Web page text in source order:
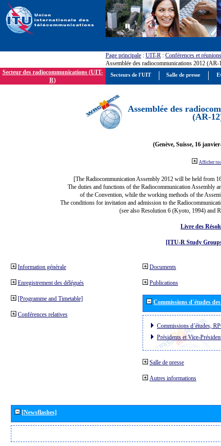
Page principale : UIT-R : Conférences et réunions
Assemblée des radiocommunications 2012 (AR-
Secteur des radiocommunications (UIT-
R)
Assemblée des
(AR-
(Genève, Suisse, 16
Afficher
[The Radiocommunication Assembly 2012 will be held from
The duties and functions of the Radiocommunication Assembly
of the Convention, while the working methods of the
The conditions for invitation and admission to the
(see also Resolution 6 (Kyoto, 1994) and
Livre des
[ITU-R Study
Information générale
Enregistrement des délégués
[Programme and Timetable]
Conférences relatives
Documents
Publications
Commissions d´études
Commissions d´études,
Présidents et Vice-
Salle de presse
Autres informations
[Newsflashes]
Secteurs de l'UIT Salle de presse